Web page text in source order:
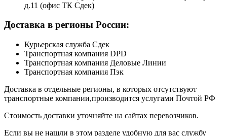
д.11 (офис ТК Сдек)
Доставка в регионы России:
Курьерская служба Сдек
Транспортная компания DPD
Транспортная компания Деловые Линии
Транспортная компания Пэк
Доставка в отдельные регионы, в которых отсутствуют
транспортные компании,производится услугами Почтой РФ
Стоимость доставки уточняйте на сайтах перевозчиков.
Если вы не нашли в этом разделе удобную для вас службу